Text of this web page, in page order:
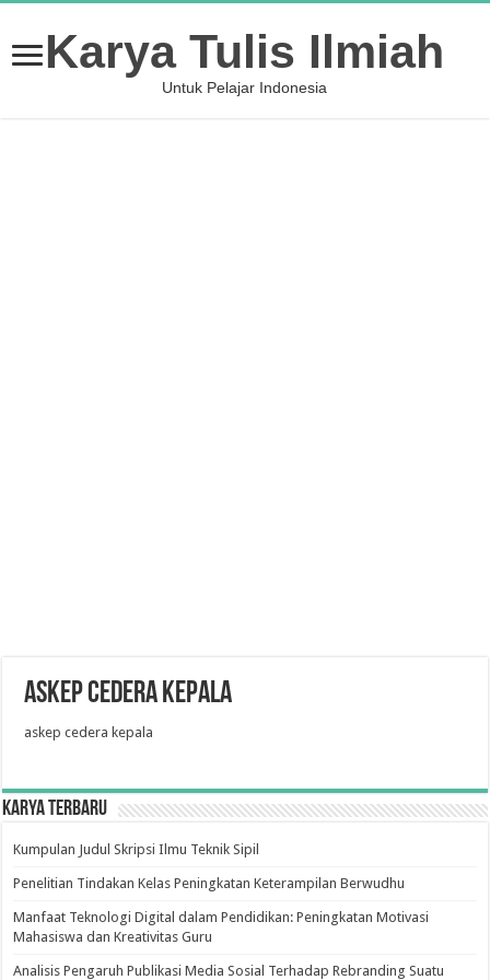
Karya Tulis Ilmiah
Untuk Pelajar Indonesia
askep cedera kepala
askep cedera kepala
Karya Terbaru
Kumpulan Judul Skripsi Ilmu Teknik Sipil
Penelitian Tindakan Kelas Peningkatan Keterampilan Berwudhu
Manfaat Teknologi Digital dalam Pendidikan: Peningkatan Motivasi
Mahasiswa dan Kreativitas Guru
Analisis Pengaruh Publikasi Media Sosial Terhadap Rebranding Suatu